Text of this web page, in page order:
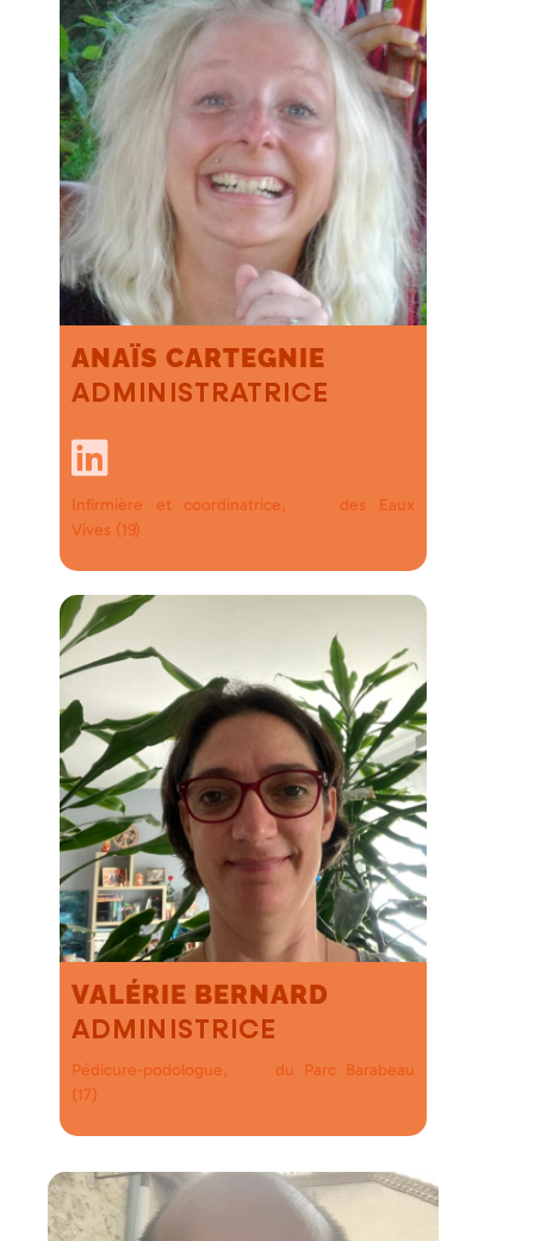
ANAÏS CARTEGNIE
ADMINISTRATRICE
Infirmière et coordinatrice,
des Eaux
Vives (19)
VALÉRIE BERNARD
ADMINISTRICE
Pédicure-podologue,
du Parc Barabeau
(17)